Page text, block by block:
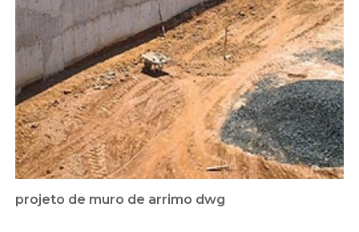
projeto de muro de arrimo dwg